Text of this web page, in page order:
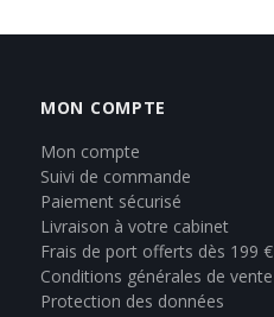
MON COMPTE
Mon compte
Suivi de commande
Paiement sécurisé
Livraison à votre cabinet
Frais de port offerts dès 199 €
Conditions générales de vente
Protection des données